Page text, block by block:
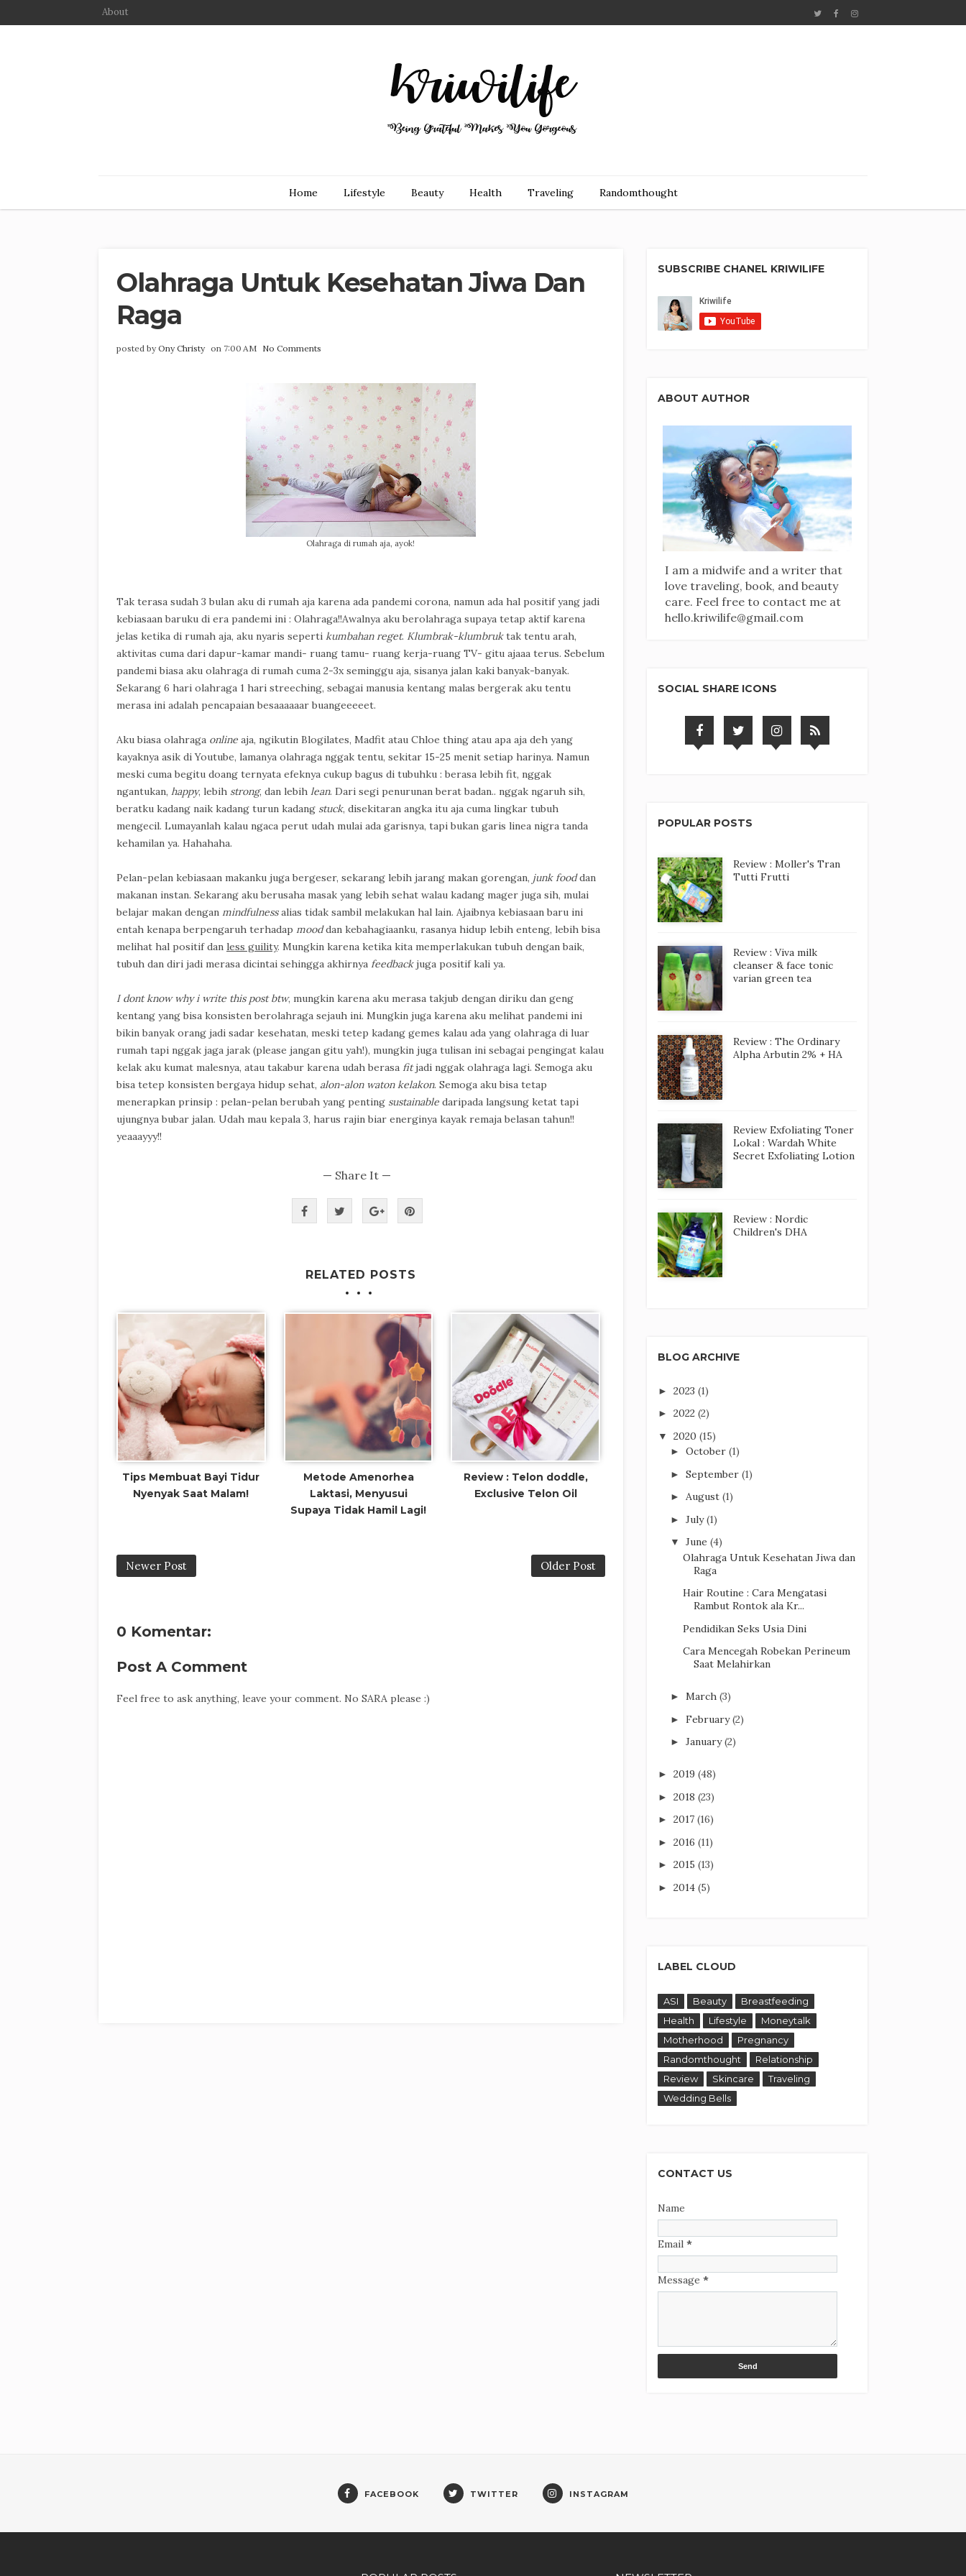
About
Home Lifestyle Beauty Health Traveling Randomthought
Olahraga Untuk Kesehatan Jiwa Dan
Raga
posted byOny Christy on 7:00 AM No Comments
Olahraga di rumah aja, ayok!
Tak terasa sudah 3 bulan aku di rumah aja karena ada pandemi corona, namun ada hal positif yang jadi
kebiasaan baruku di era pandemi ini : Olahraga!!Awalnya aku berolahraga supaya tetap aktif karena
jelas ketika di rumah aja, aku nyaris seperti kumbahan reget. Klumbrak-klumbruktak tentu arah,
aktivitas cuma dari dapur-kamar mandi- ruang tamu- ruang kerja-ruang TV- gitu ajaaa terus. Sebelum
pandemi biasa aku olahraga di rumah cuma 2-3x seminggu aja, sisanya jalan kaki banyak-banyak.
Sekarang 6 hari olahraga 1 hari streeching, sebagai manusia kentang malas bergerak aku tentu
merasa ini adalah pencapaian besaaaaaar buangeeeeet.
Aku biasa olahraga online aja, ngikutin Blogilates, Madfit atau Chloe thing atau apa aja deh yang
kayaknya asik di Youtube, lamanya olahraga nggak tentu, sekitar 15-25 menit setiap harinya. Namun
meski cuma begitu doang ternyata efeknya cukup bagus di tubuhku : berasa lebih fit, nggak
ngantukan, happy, lebih strong, dan lebih lean. Dari segi penurunan berat badan.. nggak ngaruh sih,
beratku kadang naik kadang turun kadang stuck, disekitaran angka itu aja cuma lingkar tubuh
mengecil. Lumayanlah kalau ngaca perut udah mulai ada garisnya, tapi bukan garis linea nigra tanda
kehamilan ya. Hahahaha.
Pelan-pelan kebiasaan makanku juga bergeser, sekarang lebih jarang makan gorengan, junk fooddan
makanan instan. Sekarang aku berusaha masak yang lebih sehat walau kadang mager juga sih, mulai
belajar makan dengan mindfulnessalias tidak sambil melakukan hal lain. Ajaibnya kebiasaan baru ini
entah kenapa berpengaruh terhadap mooddan kebahagiaanku, rasanya hidup lebih enteng, lebih bisa
melihat hal positif dan less guility. Mungkin karena ketika kita memperlakukan tubuh dengan baik,
tubuh dan diri jadi merasa dicintai sehingga akhirnya feedback juga positif kali ya.
I dont know why i write this post btw, mungkin karena aku merasa takjub dengan diriku dan geng
kentang yang bisa konsisten berolahraga sejauh ini. Mungkin juga karena aku melihat pandemi ini
bikin banyak orang jadi sadar kesehatan, meski tetep kadang gemes kalau ada yang olahraga di luar
rumah tapi nggak jaga jarak (please jangan gitu yah!), mungkin juga tulisan ini sebagai pengingat kalau
kelak aku kumat malesnya, atau takabur karena udah berasa fitjadi nggak olahraga lagi. Semoga aku
bisa tetep konsisten bergaya hidup sehat, alon-alon waton kelakon. Semoga aku bisa tetap
menerapkan prinsip : pelan-pelan berubah yang penting sustainable daripada langsung ketat tapi
ujungnya bubar jalan. Udah mau kepala 3, harus rajin biar energinya kayak remaja belasan tahun!!
yeaaayyy!!
— Share It —
RELATED POSTS
Tips Membuat Bayi Tidur
Nyenyak Saat Malam!
Metode Amenorhea
Laktasi, Menyusui
Supaya Tidak Hamil Lagi!
Review : Telon doddle,
Exclusive Telon Oil
Newer Post Older Post
0 Komentar:
Post A Comment
Feel free to ask anything, leave your comment. No SARA please :)
SUBSCRIBE CHANEL KRIWILIFE
ABOUT AUTHOR
I am a midwife and a writer that
love traveling, book, and beauty
care. Feel free to contact me at
hello.kriwilife@gmail.com
SOCIAL SHARE ICONS
POPULAR POSTS
Review : Moller's Tran
Tutti Frutti
Review : Viva milk
cleanser & face tonic
varian green tea
Review : The Ordinary
Alpha Arbutin 2% + HA
Review Exfoliating Toner
Lokal : Wardah White
Secret Exfoliating Lotion
Review : Nordic
Children's DHA
BLOG ARCHIVE
►2023(1)
►2022(2)
▼2020(15)
►October(1)
►September(1)
►August(1)
►July(1)
▼June(4)
Olahraga Untuk Kesehatan Jiwa dan
Raga
Hair Routine : Cara Mengatasi
Rambut Rontok ala Kr...
Pendidikan Seks Usia Dini
Cara Mencegah Robekan Perineum
Saat Melahirkan
►March(3)
►February(2)
►January(2)
►2019(48)
►2018(23)
►2017(16)
►2016(11)
►2015(13)
►2014(5)
LABEL CLOUD
ASI Beauty
Breastfeeding
Health
Lifestyle
Moneytalk
Motherhood
Pregnancy
Randomthought
Relationship
Review
Skincare
Traveling
Wedding Bells
CONTACT US
Name
Email*
Message*
FACEBOOK TWITTER INSTAGRAM